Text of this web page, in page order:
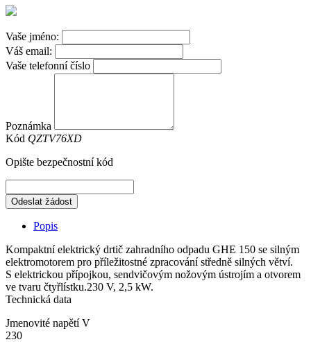
Vaše jméno:
Váš email:
Vaše telefonní číslo
Poznámka
Kód QZTV76XD
Opište bezpečnostní kód
Odeslat žádost
Popis
Kompaktní elektrický drtič zahradního odpadu GHE 150 se silným
elektromotorem pro příležitostné zpracování středně silných větví.
S elektrickou přípojkou, sendvičovým nožovým ústrojím a otvorem
ve tvaru čtyřlístku.230 V, 2,5 kW.
Technická data
Jmenovité napětí V
230